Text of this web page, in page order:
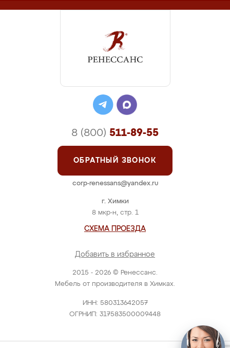
2015 - 2026 © Ренессанс.
Мебель от производителя в Химках.
ИНН: 580313642057
ОГРНИП: 317583500009448
г. Химки
8 мкр-н, стр. 1
СХЕМА ПРОЕЗДА
Добавить в избранное
8 (800) 511-89-55
ОБРАТНЫЙ ЗВОНОК
corp-renessans@yandex.ru